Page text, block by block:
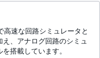
高速な回路シミュレータと
、アナログ回路のシミュ
搭載しています。